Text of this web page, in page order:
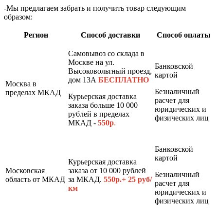
-Мы предлагаем забрать и получить товар следующим
образом:
Регион Способ доставки Способ оплаты
Москва в
пределах МКАД
Самовывоз со склада в
Москве на ул.
Высоковольтный проезд,
дом 13А БЕСПЛАТНО
Курьерская доставка
заказа больше 10 000
рублей в пределах
МКАД - 550р.
Банковской
картой
Безналичный
расчет для
юридических и
физических лиц
Московская
область от МКАД
Курьерская доставка
заказа от 10 000 рублей
за МКАД. 550р.+ 25 руб/
км
Банковской
картой
Безналичный
расчет для
юридических и
физических лиц